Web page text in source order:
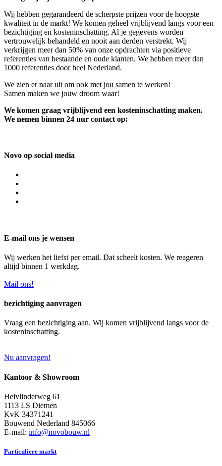
Wij hebben gegarandeerd de scherpste prijzen voor de hoogste
kwaliteit in de markt! We komen geheel vrijblijvend langs voor een
bezichtiging en kosteninschatting. Al je gegevens worden
vertrouwelijk behandeld en nooit aan derden verstrekt. Wij
verkrijgen meer dan 50% van onze opdrachten via positieve
referenties van bestaande en oude klanten. We hebben meer dan
1000 referenties door heel Nederland.
We zien er naar uit om ook met jou samen te werken!
Samen maken we jouw droom waar!
We komen graag vrijblijvend een kosteninschatting maken.
We nemen binnen 24 uur contact op:
Novo op social media
E-mail ons je wensen
Wij werken het liefst per email. Dat scheelt kosten. We reageren
altijd binnen 1 werkdag.
Mail ons!
bezichtiging aanvragen
Vraag een bezichtiging aan. Wij komen vrijblijvend langs voor de
kosteninschatting.
Nu aanvragen!
Kantoor & Showroom
Heivlinderweg 61
1113 LS Diemen
KvK 34371241
Bouwend Nederland 845066
E-mail: info@novobouw.nl
Particuliere markt